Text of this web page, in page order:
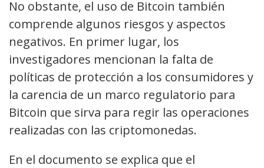
No obstante, el uso de Bitcoin también
comprende algunos riesgos y aspectos
negativos. En primer lugar, los
investigadores mencionan la falta de
políticas de protección a los consumidores y
la carencia de un marco regulatorio para
Bitcoin que sirva para regir las operaciones
realizadas con las criptomonedas.
En el documento se explica que el